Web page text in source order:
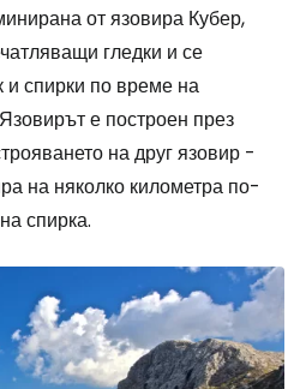
от язовира Кубер,
гледки и се
и спирки по време на
е построен през
на друг язовир -
на няколко километра по-
спирка.